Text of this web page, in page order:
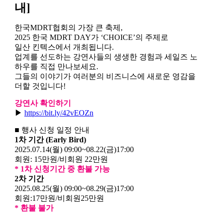
내]
한국MDRT협회의 가장 큰 축제,
2025 한국 MDRT DAY가 ‘CHOICE’의 주제로
일산 킨텍스에서 개최됩니다.
업계를 선도하는 강연사들의 생생한 경험과 세일즈 노
하우를 직접 만나보세요.
그들의 이야기가 여러분의 비즈니스에 새로운 영감을
더할 것입니다!
강연사 확인하기
▶ https://bit.ly/42vEOZn
■ 행사 신청 일정 안내
1차 기간 (Early Bird)
2025.07.14(월) 09:00~08.22(금)17:00
회원: 15만원/비회원 22만원
* 1차 신청기간 중 환불 가능
2차 기간
2025.08.25(월) 09:00~08.29(금)17:00
회원:17만원/비회원25만원
* 환불 불가